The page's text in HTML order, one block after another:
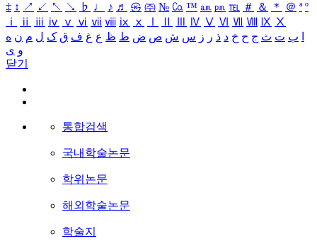
‡ ↕ ↗ ↙ ↖ ↘ ♭ ♩ ♪ ♬ ㉿ ㈜ № ㏇ ™ ㏂ ㏘ ℡ ＃ ＆ ＊ ＠ ª º
ⅰ
ⅱ ⅲ ⅳ ⅴ ⅵ ⅶ ⅷ ⅸ ⅹ Ⅳ Ⅴ Ⅵ Ⅶ Ⅷ Ⅸ Ⅹ
ب ت ث ج ح خ د ذ ر ز س ش ص ض ط ظ ع غ ف ق ک ل م ن ه
و ی
닫기
통합검색
국내학술논문
학위논문
해외학술논문
학술지